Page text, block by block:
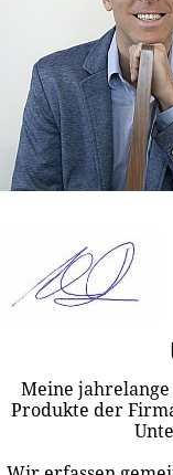
Meine
Produkte der